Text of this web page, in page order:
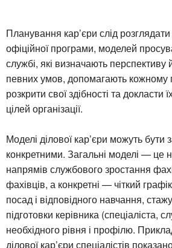
Планування кар’єри слід
офіційної програми, моделей
службі, які визначають перспективу
певних умов, допомагають кожному
розкрити свої здібності та докласти
цілей організації.
Моделі ділової кар’єри можуть бути
конкретними. Загальні моделі — це
напрямів службового зростання
фахівців, а конкретні — чіткий
посад і відповідного навчання,
підготовки керівника (спеціаліста,
необхідного рівня і профілю.
ділової кар’єри спеціалістів